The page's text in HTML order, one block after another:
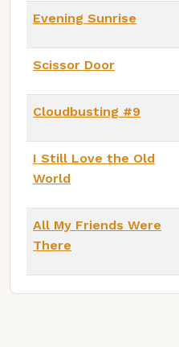
Evening Sunrise
Scissor Door
Cloudbusting #9
I Still Love the Old
World
All My Friends Were
There